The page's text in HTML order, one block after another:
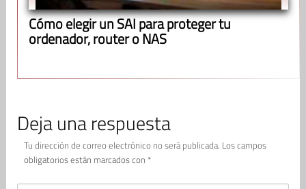
Cómo elegir un SAI para proteger tu
ordenador, router o NAS
Deja una respuesta
Tu dirección de correo electrónico no será publicada. Los campos
obligatorios están marcados con *